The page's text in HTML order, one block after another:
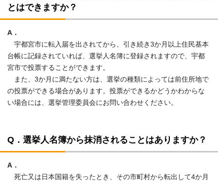
とはできますか？
A．
宇都宮市に転入届を出されてから、引き続き3か月以上住民基本
台帳に記録されていれば、選挙人名簿に登録されますので、宇都
宮市で投票することができます。
また、3か月に満たない方は、選挙の種類によっては前住所地で
の投票ができる場合があります。投票ができるかどうかわからな
い場合には、選挙管理委員会にお問い合わせください。
Q．選挙人名簿から抹消されることはありますか？
A．
死亡又は日本国籍を失ったとき、その市町村から転出して4か月